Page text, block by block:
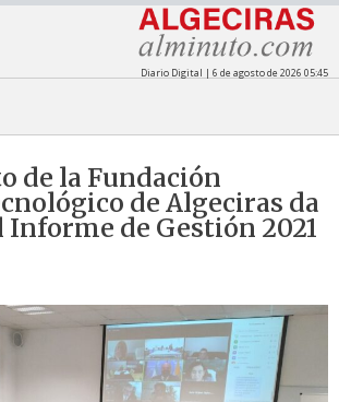
Diario Digital | 6 de agosto de 2026 05:45
de la Fundación
de Algeciras da
Informe de Gestión 2021